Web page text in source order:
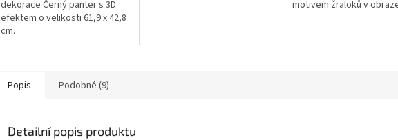
dekorace Černý panter s 3D
efektem o velikosti 61,9 x 42,8
cm.
motivem žraloků v
Popis Podobné (9)
Detailní popis produktu